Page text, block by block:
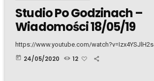
Studio Po Godzinach –
Wiadomości 18/05/19
https://www.youtube.com/
today 24/05/2020 12